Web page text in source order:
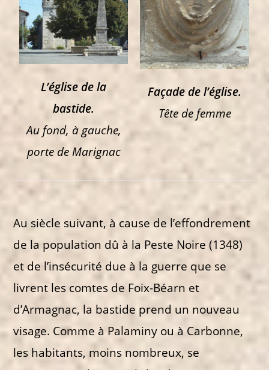
L’église de la
bastide.
Au fond, à gauche,
porte de Marignac
Façade de l’église.
Tête de femme
Au siècle suivant, à cause de l’effondrement
de la population dû à la Peste Noire (1348)
et de l’insécurité due à la guerre que se
livrent les comtes de Foix-Béarn et
d’Armagnac, la bastide prend un nouveau
visage. Comme à Palaminy ou à Carbonne,
les habitants, moins nombreux, se